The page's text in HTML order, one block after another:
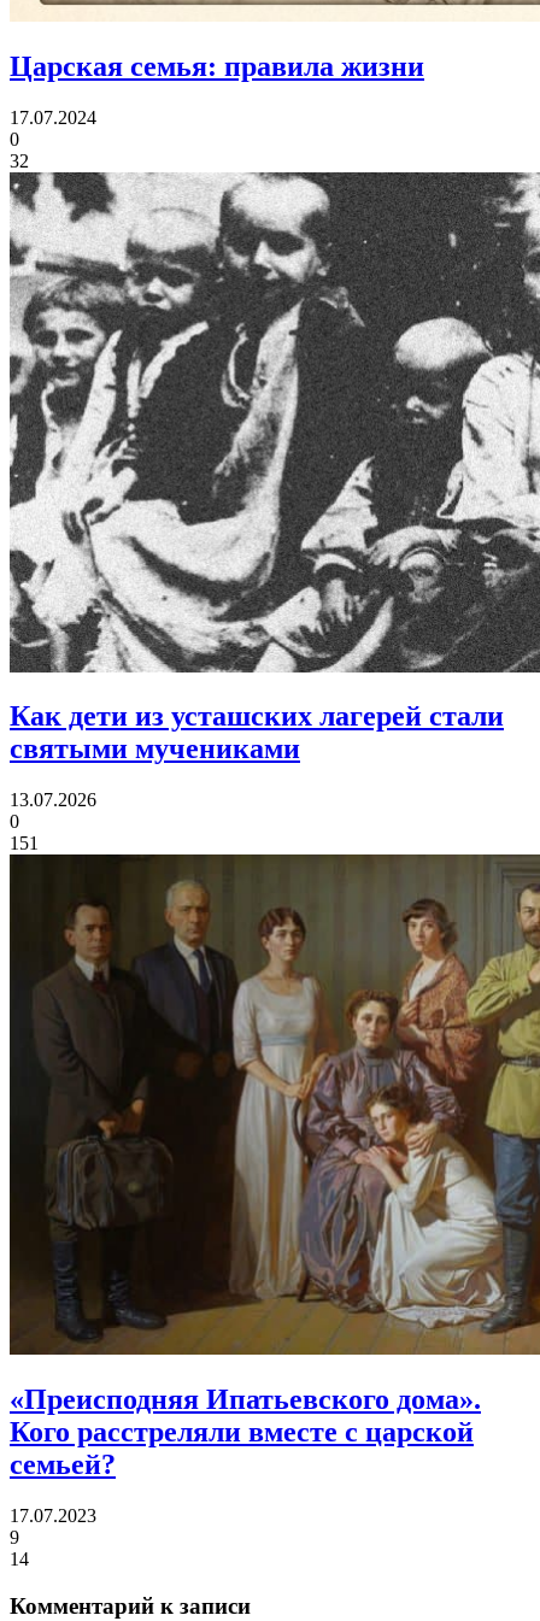
Царская семья: правила жизни
17.07.2024
0
32
Как дети из усташских лагерей стали
святыми мучениками
13.07.2026
0
151
«Преисподняя Ипатьевского дома».
Кого расстреляли вместе с царской
семьей?
17.07.2023
9
14
Комментарий к записи